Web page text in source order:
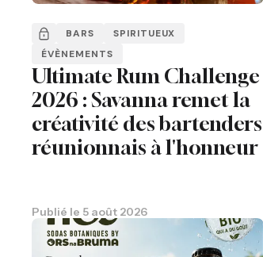
BARS
SPIRITUEUX
ÉVÈNEMENTS
Ultimate Rum Challenge
2026 : Savanna remet la
créativité des bartenders
réunionnais à l'honneur
Publié le 5 août 2026